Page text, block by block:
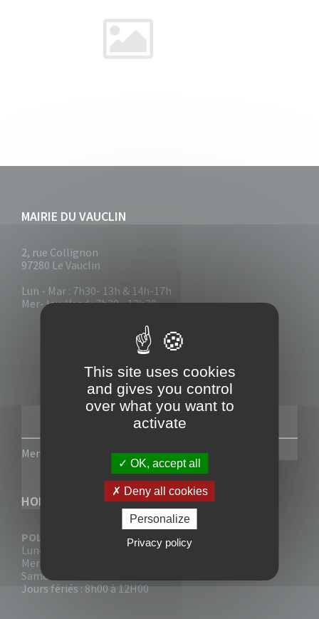
MAIRIE DU VAUCLIN
2, rue Collignon
97280 Le Vauclin
Lun - Mar : 7h30- 13h & 14h-17h
Mer-Jeu-Vend : 7h30 - 13h30
Mentions légales -Politique de confidentialité
HORAIRES
POLICE MUNICIPALE
Lundi, Mardi, Jeudi, Vendredi : 7H00 à 19H00
Mercredi : 7H00 à 14H00
Samedi : 8H00 à 14H00
Jours fériés : 8h00 à 12H00
This site uses cookies
and gives you control
over what you want to
activate
OK, accept all
Deny all cookies
Personalize
Privacy policy